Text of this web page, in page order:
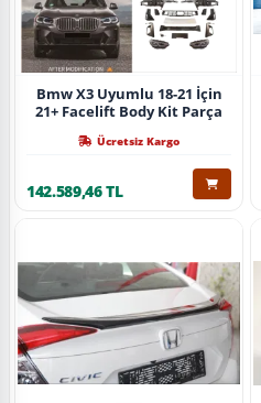
Bmw X3 Uyumlu 18-21 İçin
21+ Facelift Body Kit Parça
Ücretsiz Kargo
142.589,46 TL